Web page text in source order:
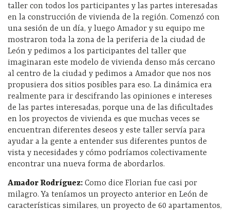
taller con todos los participantes y las partes interesadas
en la construcción de vivienda de la región. Comenzó con
una sesión de un día, y luego Amador y su equipo me
mostraron toda la zona de la periferia de la ciudad de
León y pedimos a los participantes del taller que
imaginaran este modelo de vivienda denso más cercano
al centro de la ciudad y pedimos a Amador que nos nos
propusiera dos sitios posibles para eso. La dinámica era
realmente para ir descifrando las opiniones e intereses
de las partes interesadas, porque una de las dificultades
en los proyectos de vivienda es que muchas veces se
encuentran diferentes deseos y este taller servía para
ayudar a la gente a entender sus diferentes puntos de
vista y necesidades y cómo podríamos colectivamente
encontrar una nueva forma de abordarlos.
Amador Rodríguez: Como dice Florian fue casi por
milagro. Ya teníamos un proyecto anterior en León de
características similares, un proyecto de 60 apartamentos,